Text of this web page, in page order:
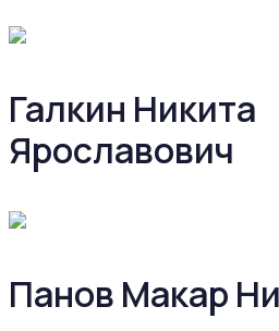
Галкин Никита
Ярославович
Панов Макар